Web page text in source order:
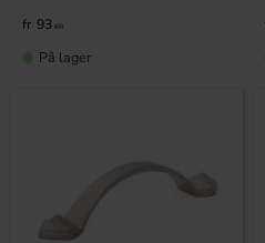
93 KR
På lager